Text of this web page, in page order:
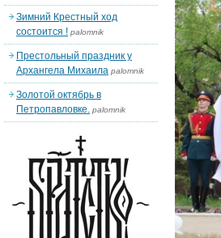
Зимний Крестный ход
состоится ! palomnik
Престольный праздник у
Архангела Михаила palomnik
Золотой октябрь в
Петропавловке. palomnik